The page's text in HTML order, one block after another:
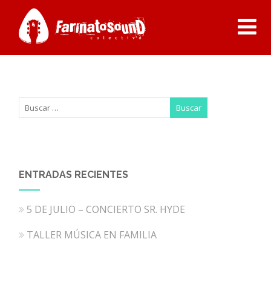
ENTRADAS RECIENTES
5 DE JULIO – CONCIERTO SR. HYDE
TALLER MÚSICA EN FAMILIA